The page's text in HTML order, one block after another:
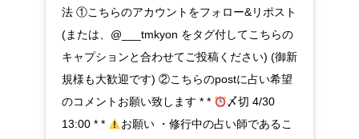
法 ①こちらのアカウントをフォロー&リポスト
(または、@___tmkyon をタグ付してこちらの
キャプションと合わせてご投稿ください) (御新
規様も大歓迎です) ②こちらのpostに占い希望
のコメントお願い致します * *
〆切 4/30
13:00 * *
お願い ・修行中の占い師であるこ